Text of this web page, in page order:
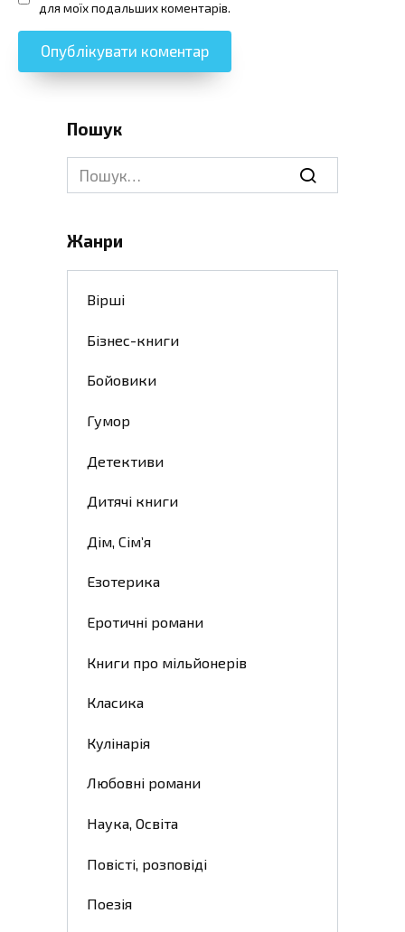
для моїх подальших коментарів.
Пошук
Search
for:
Жанри
Вірші
Бізнес-книги
Бойовики
Гумор
Детективи
Дитячі книги
Дім, Сім’я
Езотерика
Еротичні романи
Книги про мільйонерів
Класика
Кулінарія
Любовні романи
Наука, Освіта
Повісті, розповіді
Поезія